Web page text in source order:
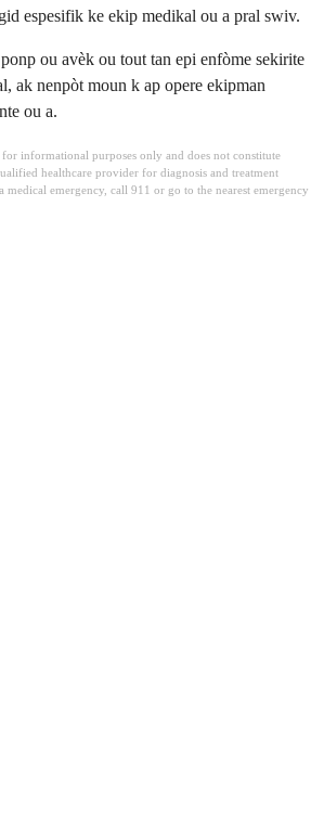
espesifik ke ekip medikal ou a pral swiv.
ou avèk ou tout tan epi enfòme sekirite
ak nenpòt moun k ap opere ekipman
ou a.
informational purposes only and does not constitute
healthcare provider for diagnosis and treatment
emergency, call 911 or go to the nearest emergency